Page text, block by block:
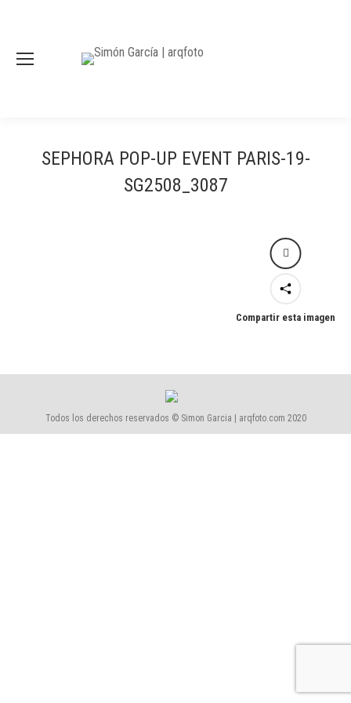
SEPHORA POP-UP EVENT PARIS-19-
SG2508_3087
Compartir esta imagen
Todos los derechos reservados © Simon Garcia | arqfoto.com 2020